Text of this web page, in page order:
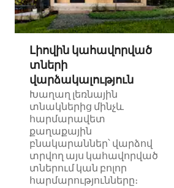
Լիովին կահավորված
տների
վարձակալություն
Խաղաղ լեռնային
տնակներից մինչև
հարմարավետ
քաղաքային
բնակարաններ՝ վարձով
տրվող այս կահավորված
տներում կան բոլոր
հարմարությունները։